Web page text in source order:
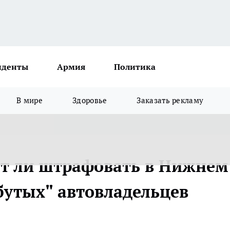
Армия Политика
В мире Здоровье Заказать рекламу
ли штрафовать в Нижнем
автовладельцев